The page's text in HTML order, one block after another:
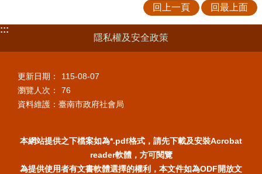
回上一頁 回最上面
:::
隱私權及安全政策
更新日期：
115-08-07
瀏覽人次：
76
資料維護：臺南市政府社會局
本網站提供之下檔案如為*.pdf格式，請先下載及安裝Acrobat
reader軟體，方可閱覽
為提供使用者有文書軟體選擇的權利，本文件如為ODF開放文